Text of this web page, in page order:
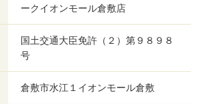
ークイオンモール倉敷店
国土交通大臣免許（２）第９８９８
号
倉敷市水江１イオンモール倉敷